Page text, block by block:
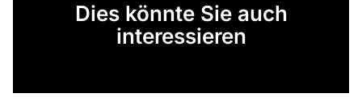
Dies könnte Sie auch
interessieren